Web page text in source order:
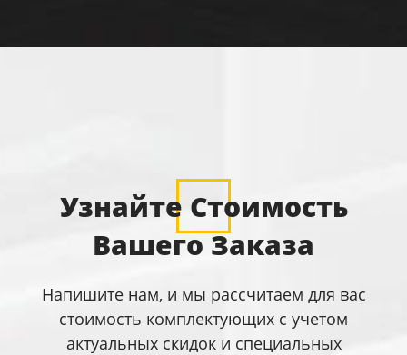
Узнайте Стоимость
Вашего Заказа
Напишите нам, и мы рассчитаем для вас
стоимость комплектующих с учетом
актуальных скидок и специальных